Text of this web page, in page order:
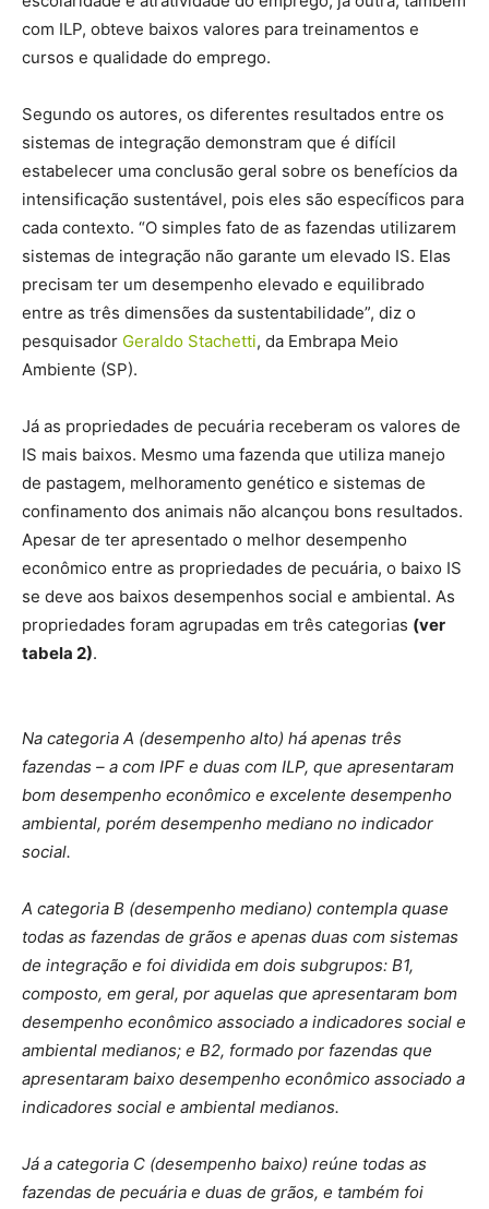
com ILP, obteve baixos valores para treinamentos e
cursos e qualidade do emprego.
Segundo os autores, os diferentes resultados entre os
sistemas de integração demonstram que é difícil
estabelecer uma conclusão geral sobre os benefícios da
intensificação sustentável, pois eles são específicos para
cada contexto. “O simples fato de as fazendas utilizarem
sistemas de integração não garante um elevado IS. Elas
precisam ter um desempenho elevado e equilibrado
entre as três dimensões da sustentabilidade”, diz o
pesquisador Geraldo Stachetti, da Embrapa Meio
Ambiente (SP).
Já as propriedades de pecuária receberam os valores de
IS mais baixos. Mesmo uma fazenda que utiliza manejo
de pastagem, melhoramento genético e sistemas de
confinamento dos animais não alcançou bons resultados.
Apesar de ter apresentado o melhor desempenho
econômico entre as propriedades de pecuária, o baixo IS
se deve aos baixos desempenhos social e ambiental. As
propriedades foram agrupadas em três categorias (ver
tabela 2).
Na categoria A (desempenho alto) há apenas três
fazendas – a com IPF e duas com ILP, que apresentaram
bom desempenho econômico e excelente desempenho
ambiental, porém desempenho mediano no indicador
social.
A categoria B (desempenho mediano) contempla quase
todas as fazendas de grãos e apenas duas com sistemas
de integração e foi dividida em dois subgrupos: B1,
composto, em geral, por aquelas que apresentaram bom
desempenho econômico associado a indicadores social e
ambiental medianos; e B2, formado por fazendas que
apresentaram baixo desempenho econômico associado a
indicadores social e ambiental medianos.
Já a categoria C (desempenho baixo) reúne todas as
fazendas de pecuária e duas de grãos, e também foi